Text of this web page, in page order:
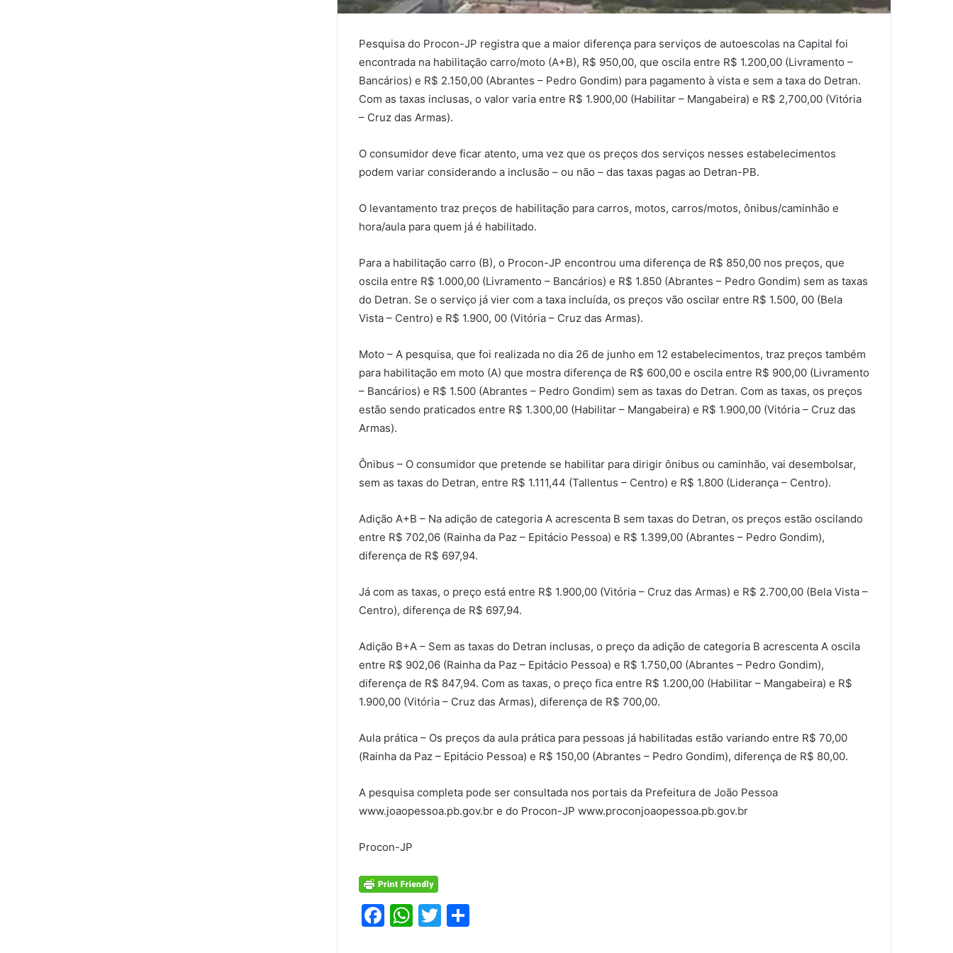
Pesquisa do Procon-JP registra que a maior diferença para serviços de autoescolas na Capital foi
encontrada na habilitação carro/moto (A+B), R$ 950,00, que oscila entre R$ 1.200,00 (Livramento –
Bancários) e R$ 2.150,00 (Abrantes – Pedro Gondim) para pagamento à vista e sem a taxa do Detran.
Com as taxas inclusas, o valor varia entre R$ 1.900,00 (Habilitar – Mangabeira) e R$ 2,700,00 (Vitória
– Cruz das Armas).
O consumidor deve ficar atento, uma vez que os preços dos serviços nesses estabelecimentos
podem variar considerando a inclusão – ou não – das taxas pagas ao Detran-PB.
O levantamento traz preços de habilitação para carros, motos, carros/motos, ônibus/caminhão e
hora/aula para quem já é habilitado.
Para a habilitação carro (B), o Procon-JP encontrou uma diferença de R$ 850,00 nos preços, que
oscila entre R$ 1.000,00 (Livramento – Bancários) e R$ 1.850 (Abrantes – Pedro Gondim) sem as taxas
do Detran. Se o serviço já vier com a taxa incluída, os preços vão oscilar entre R$ 1.500, 00 (Bela
Vista – Centro) e R$ 1.900, 00 (Vitória – Cruz das Armas).
Moto – A pesquisa, que foi realizada no dia 26 de junho em 12 estabelecimentos, traz preços também
para habilitação em moto (A) que mostra diferença de R$ 600,00 e oscila entre R$ 900,00 (Livramento
– Bancários) e R$ 1.500 (Abrantes – Pedro Gondim) sem as taxas do Detran. Com as taxas, os preços
estão sendo praticados entre R$ 1.300,00 (Habilitar – Mangabeira) e R$ 1.900,00 (Vitória – Cruz das
Armas).
Ônibus – O consumidor que pretende se habilitar para dirigir ônibus ou caminhão, vai desembolsar,
sem as taxas do Detran, entre R$ 1.111,44 (Tallentus – Centro) e R$ 1.800 (Liderança – Centro).
Adição A+B – Na adição de categoria A acrescenta B sem taxas do Detran, os preços estão oscilando
entre R$ 702,06 (Rainha da Paz – Epitácio Pessoa) e R$ 1.399,00 (Abrantes – Pedro Gondim),
diferença de R$ 697,94.
Já com as taxas, o preço está entre R$ 1.900,00 (Vitória – Cruz das Armas) e R$ 2.700,00 (Bela Vista –
Centro), diferença de R$ 697,94.
Adição B+A – Sem as taxas do Detran inclusas, o preço da adição de categoria B acrescenta A oscila
entre R$ 902,06 (Rainha da Paz – Epitácio Pessoa) e R$ 1.750,00 (Abrantes – Pedro Gondim),
diferença de R$ 847,94. Com as taxas, o preço fica entre R$ 1.200,00 (Habilitar – Mangabeira) e R$
1.900,00 (Vitória – Cruz das Armas), diferença de R$ 700,00.
Aula prática – Os preços da aula prática para pessoas já habilitadas estão variando entre R$ 70,00
(Rainha da Paz – Epitácio Pessoa) e R$ 150,00 (Abrantes – Pedro Gondim), diferença de R$ 80,00.
A pesquisa completa pode ser consultada nos portais da Prefeitura de João Pessoa
www.joaopessoa.pb.gov.br e do Procon-JP www.proconjoaopessoa.pb.gov.br
Procon-JP
F
W T